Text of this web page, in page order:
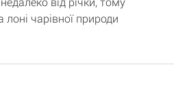
чарівної природи